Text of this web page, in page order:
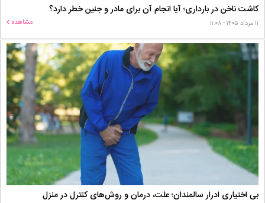
کاشت ناخن در بارداری؛ آیا انجام آن برای مادر و جنین خطر دارد؟
۱۱ مرداد ۱۴۰۵ - ۱۱:۰۸ مشاهده
بی اختیاری ادرار سالمندان؛ علت، درمان و روش‌های کنترل در منزل